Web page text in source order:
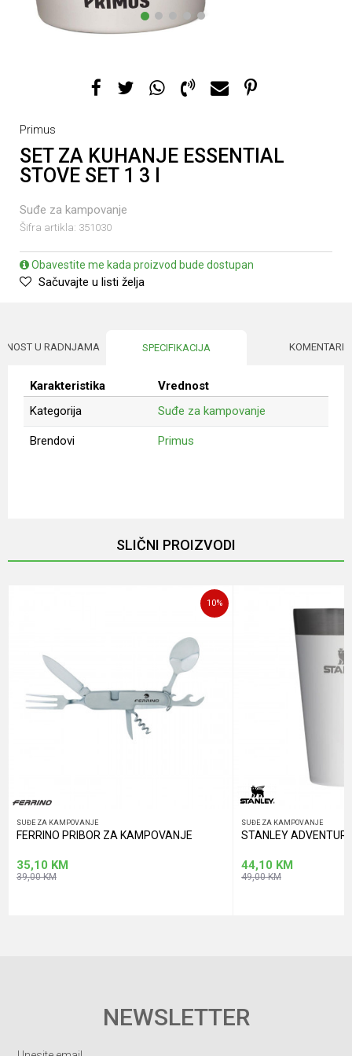
1 2 4 5
Primus
SET ZA KUHANJE ESSENTIAL
STOVE SET 1 3 l
Suđe za kampovanje
Šifra artikla: 351030
Obavestite me kada proizvod bude dostupan
Sačuvajte u listi želja
U RADNJAMA SPECIFIKACIJA KOMENTARI
Karakteristika
Vrednost
Kategorija
Suđe za kampovanje
Brendovi Primus
POŠALJI
SLIČNI PROIZVODI
10%
SUĐE ZA KAMPOVANJE
FERRINO PRIBOR ZA KAMPOVANJE
35,10 KM
39,00KM
SUĐE ZA KAMPOVANJE
STANLEY
44,10 KM
49,00KM
NEWSLETTER